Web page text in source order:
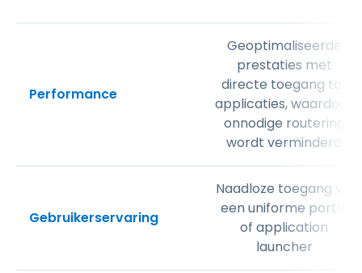
Performance
Geoptimaliseerde
prestaties met
directe toegang tot
applicaties, waardoor
onnodige routering
wordt verminderd
Gebruikerservaring
Naadloze toegang via
een uniforme portal
of application
launcher